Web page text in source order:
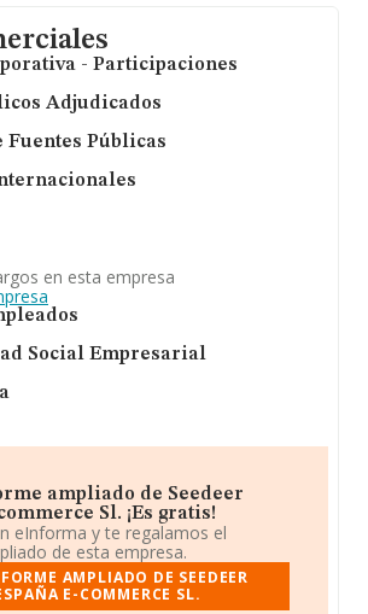
- Participaciones
Adjudicados
Públicas
en esta empresa
Social Empresarial
ampliado de Seedeer
Sl. ¡Es gratis!
eInforma y te regalamos el
de esta empresa.
AMPLIADO DE SEEDEER
E-COMMERCE SL.